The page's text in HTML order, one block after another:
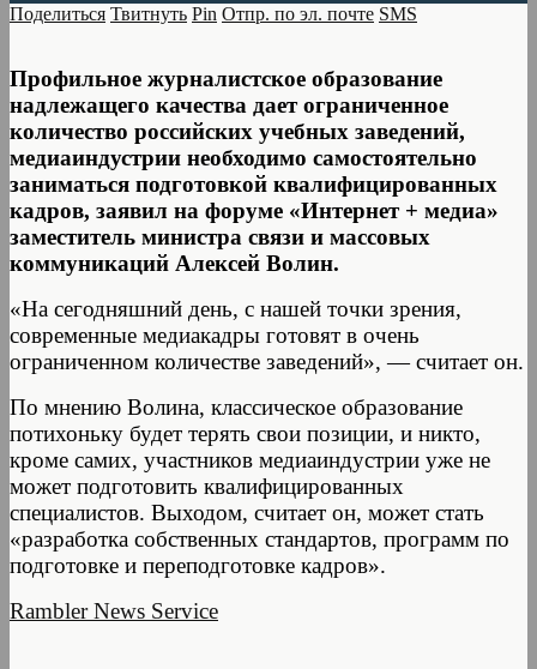
Поделиться Твитнуть Pin Отпр. по эл. почте SMS
Профильное журналистское образование
надлежащего качества дает ограниченное
количество российских учебных заведений,
медиаиндустрии необходимо самостоятельно
заниматься подготовкой квалифицированных
кадров, заявил на форуме «Интернет + медиа»
заместитель министра связи и массовых
коммуникаций Алексей Волин.
«На сегодняшний день, с нашей точки зрения,
современные медиакадры готовят в очень
ограниченном количестве заведений», — считает он.
По мнению Волина, классическое образование
потихоньку будет терять свои позиции, и никто,
кроме самих, участников медиаиндустрии уже не
может подготовить квалифицированных
специалистов. Выходом, считает он, может стать
«разработка собственных стандартов, программ по
подготовке и переподготовке кадров».
Rambler News Service